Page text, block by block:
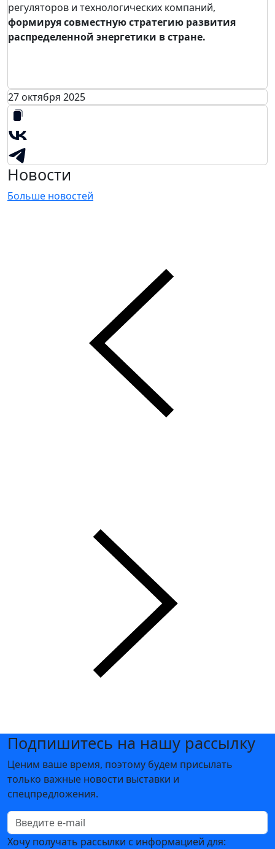
регуляторов и технологических компаний,
формируя совместную стратегию развития
распределенной энергетики в стране.
27 октября 2025
Новости
Больше новостей
Подпишитесь на нашу рассылку
Ценим ваше время, поэтому будем присылать
только важные новости выставки и
спецпредложения.
Хочу получать рассылки с информацией для: